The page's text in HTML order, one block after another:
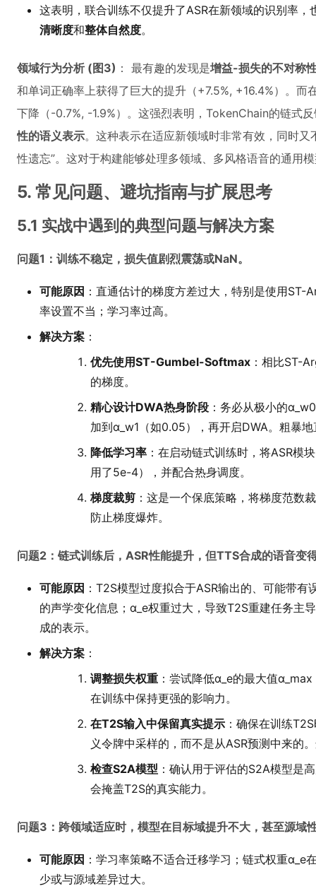
这表明，联合训练不仅提升了ASR在新领域的识别率
清晰度和整体自然度。
领域行为分析 (图3) ： 最有趣的发现是增益-损失的不对称
和单词正确率上获得了巨大的提升（+7.5%, +16.4%）。
下降（-0.7%, -1.9%）。这强烈表明，TokenChain的链式
性的语义表示。这种表示在适应新领域时非常有效，同时
性遗忘”。这对于构建能够处理多领域、多风格语音的通用
5. 常见问题、避坑指南与扩展思考
5.1 实战中遇到的典型问题与解决方案
问题1：训练不稳定，损失值剧烈震荡或NaN。
可能原因 ：直通估计的梯度方差过大，特别是使用
率设置不当；学习率过高。
解决方案 ：
优先使用ST-Gumbel-Softmax ：相比ST-
的梯度。
精心设计DWA热身阶段 ：务必从极小的
加到α_w1（如0.05），再开启DWA。粗暴
降低学习率 ：在启动链式训练时，将ASR模
用了5e-4），并配合热身调度。
梯度裁剪 ：这是一个保底策略，将梯度范数
防止梯度爆炸。
问题2：链式训练后，ASR性能提升，但TTS合成的语音变
可能原因 ：T2S模型过度拟合于ASR输出的、可能带
的声学变化信息；α_e权重过大，导致T2S重建任务主
成的表示。
解决方案 ：
调整损失权重 ：尝试降低α_e的最大值
在训练中保持更强的影响力。
在T2S输入中保留真实提示 ：确保在训练
义令牌中采样的，而不是从ASR预测中来的
检查S2A模型 ：确认用于评估的S2A模型是
会掩盖T2S的真实能力。
问题3：跨领域适应时，模型在目标域提升不大，甚至源域
可能原因 ：学习率策略不适合迁移学习；链式权重
少或与源域差异过大。